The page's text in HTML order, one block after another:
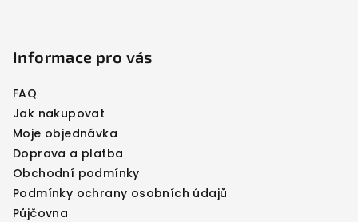
Informace pro vás
FAQ
Jak nakupovat
Moje objednávka
Doprava a platba
Obchodní podmínky
Podmínky ochrany osobních údajů
Půjčovna